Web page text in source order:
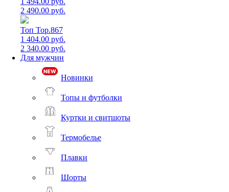
2 490.00 руб.
Топ Top.867
1 404.00 руб.
2 340.00 руб.
Для мужчин
Новинки
Топы и футболки
Куртки и свитшоты
Термобелье
Плавки
Шорты